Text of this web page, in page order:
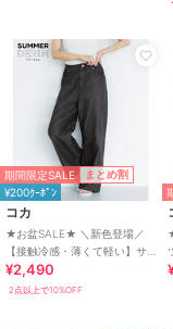
期間限定SALE まとめ割
¥200ｸｰﾎﾟﾝ
コカ
★お盆SALE★ ＼新色登場／
【接触冷感・薄くて軽い】サ
マーデニムウエストゴムイー
ジーパンツ 全4色
¥2,490
2点以上で10%OFF